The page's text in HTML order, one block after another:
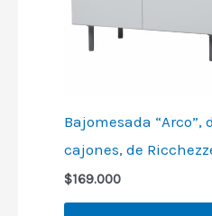
Bajomesada “Arco”,
cajones, de
$169.000